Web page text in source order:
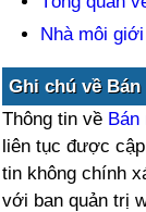
Nhà môi
Ghi chú về
Thông tin về Bán
liên tục được
tin không chính
với ban quản trị